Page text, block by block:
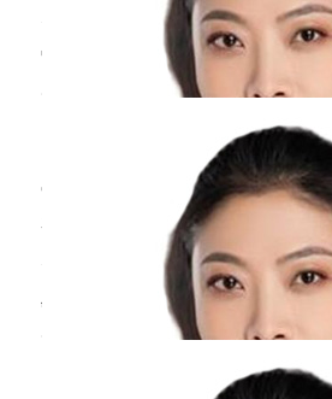
造成的，此外也有可能是属于
表现出全身乏力和乳房胀痛以
状。在怀孕期间要注意多休息
眠，同时还要注意饮食，多吃
宫颈口隐隐作痛怎么回事？
三甲
宫颈口隐隐作痛考虑与生理性
有关。 1、生理性因素：如女
为子宫收缩促使经血排出，在
能会导致女性下腹部出现疼痛
性生活过于激烈时，也会导致
周围的肌肉痉挛，进而出现隐
因素：如宫颈炎、阴道炎或者
孕中期大腿根内侧疼痛 ？
三甲